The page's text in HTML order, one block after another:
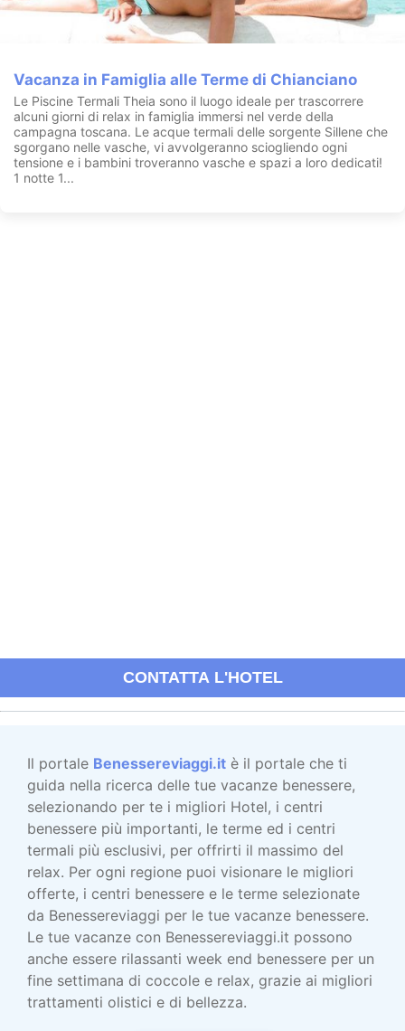
Vacanza in Famiglia alle Terme di Chianciano
Le Piscine Termali Theia sono il luogo ideale per trascorrere
alcuni giorni di relax in famiglia immersi nel verde della
campagna toscana. Le acque termali delle sorgente Sillene che
sgorgano nelle vasche, vi avvolgeranno sciogliendo ogni
tensione e i bambini troveranno vasche e spazi a loro dedicati!
1 notte 1...
CONTATTA L'HOTEL
Il portale Benessereviaggi.it è il portale che ti
guida nella ricerca delle tue vacanze benessere,
selezionando per te i migliori Hotel, i centri
benessere più importanti, le terme ed i centri
termali più esclusivi, per offrirti il massimo del
relax. Per ogni regione puoi visionare le migliori
offerte, i centri benessere e le terme selezionate
da Benessereviaggi per le tue vacanze benessere.
Le tue vacanze con Benessereviaggi.it possono
anche essere rilassanti week end benessere per un
fine settimana di coccole e relax, grazie ai migliori
trattamenti olistici e di bellezza.